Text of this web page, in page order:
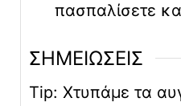
πασπαλίσετε
ΣΗΜΕΙΩΣΕΙΣ
Tip: Χτυπάμε τα